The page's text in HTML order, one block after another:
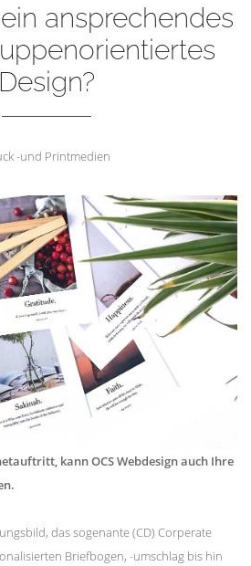
ansprechendes
Design?
-und Printmedien
kann OCS Webdesign auch Ihre
das sogenante (CD) Corperate
Briefbogen, -umschlag bis hin